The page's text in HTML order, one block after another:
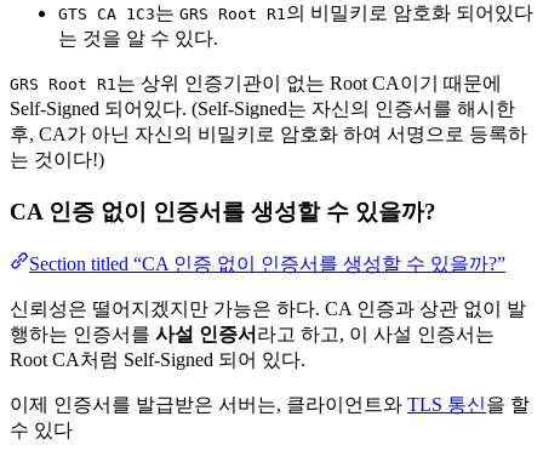
GTS CA 1C3는 GRS Root R1의 비밀키로 암호화 되어있다
는 것을 알 수 있다.
GRS Root R1는 상위 인증기관이 없는 Root CA이기 때문에
Self-Signed 되어있다. (Self-Signed는 자신의 인증서를 해시한
후, CA가 아닌 자신의 비밀키로 암호화 하여 서명으로 등록하
는 것이다!)
CA 인증 없이 인증서를 생성할 수 있을까?
Section titled “CA 인증 없이 인증서를 생성할 수 있을까?”
신뢰성은 떨어지겠지만 가능은 하다. CA 인증과 상관 없이 발
행하는 인증서를 사설 인증서 라고 하고, 이 사설 인증서는
Root CA처럼 Self-Signed 되어 있다.
이제 인증서를 발급받은 서버는, 클라이언트와 TLS 통신을 할
수 있다